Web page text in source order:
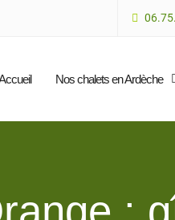
Nos chalets en Ardèche